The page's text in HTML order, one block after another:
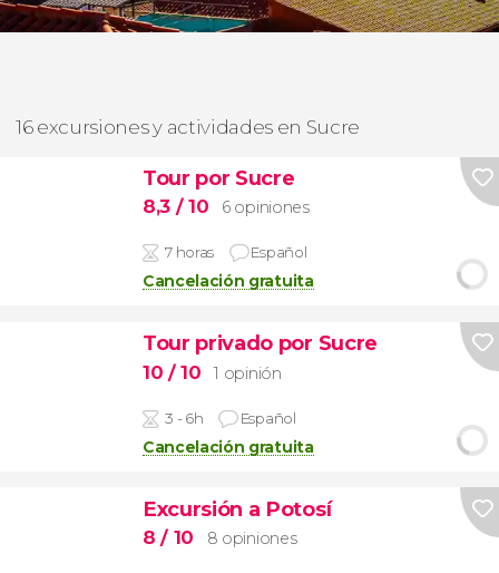
16 excursiones y actividades en Sucre
Tour por Sucre
8,3 / 10 6 opiniones
7 horas Español
Cancelación gratuita
Tour privado por Sucre
10 / 10 1 opinión
3 - 6h Español
Cancelación gratuita
Excursión a Potosí
8/ 10 8 opiniones